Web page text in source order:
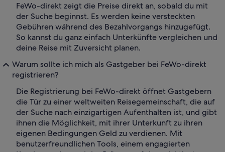
FeWo-direkt zeigt die Preise direkt an, sobald du mit
der Suche beginnst. Es werden keine versteckten
Gebühren während des Bezahlvorgangs hinzugefügt.
So kannst du ganz einfach Unterkünfte vergleichen und
deine Reise mit Zuversicht planen.
Warum sollte ich mich als Gastgeber bei FeWo-direkt
registrieren?
Die Registrierung bei FeWo-direkt öffnet Gastgebern
die Tür zu einer weltweiten Reisegemeinschaft, die auf
der Suche nach einzigartigen Aufenthalten ist, und gibt
ihnen die Möglichkeit, mit ihrer Unterkunft zu ihren
eigenen Bedingungen Geld zu verdienen. Mit
benutzerfreundlichen Tools, einem engagierten